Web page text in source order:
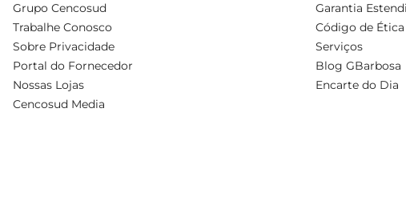
Grupo Cencosud
Trabalhe Conosco
Sobre Privacidade
Portal do Fornecedor
Nossas Lojas
Cencosud Media
Garantia
Código de Ética
Serviços
Blog GBarbosa
Encarte do Dia